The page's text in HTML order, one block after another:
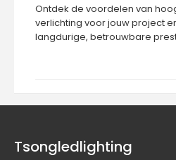
Ontdek de voordelen van
verlichting voor jouw project
langdurige, betrouwbare
Tsongledlighting